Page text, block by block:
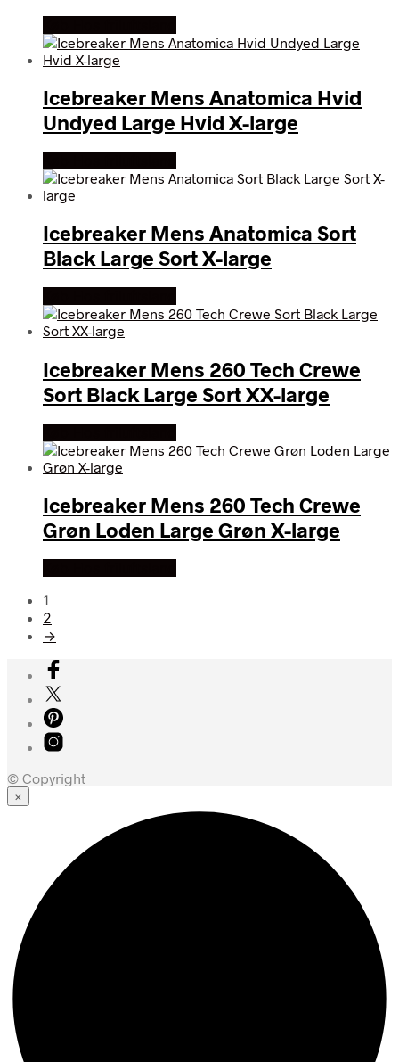
Icebreaker Mens Anatomica Hvid
Undyed Large Hvid X-large
Icebreaker Mens Anatomica Sort
Black Large Sort X-large
Icebreaker Mens 260 Tech Crewe
Sort Black Large Sort XX-large
Icebreaker Mens 260 Tech Crewe
Grøn Loden Large Grøn X-large
1
2
→
© Copyright
×